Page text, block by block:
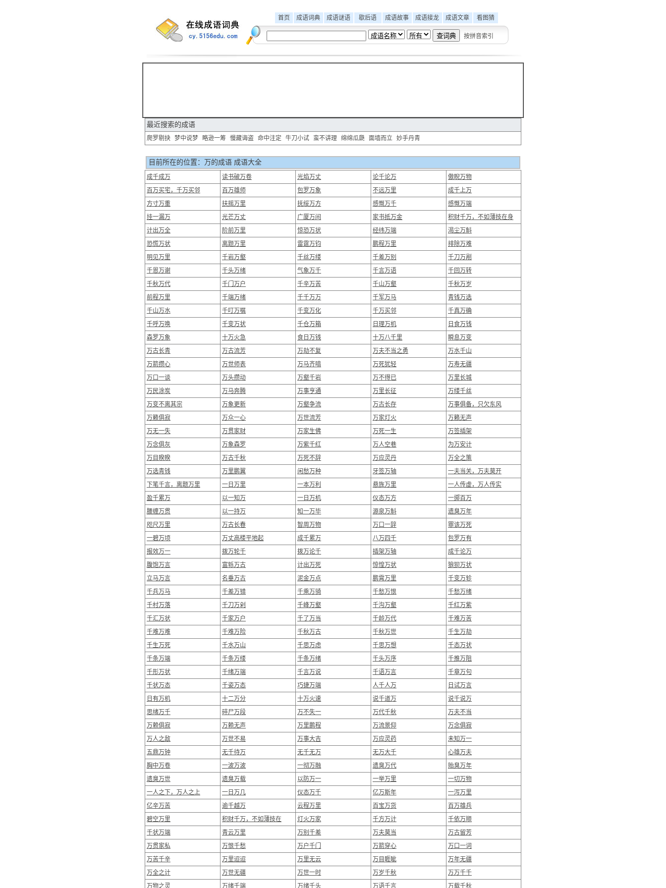
首页 成语词典 成语谜语 歇后语 成语故事 成语接龙 成语文章 看图猜
按拼音索引
最近搜索的成语
爬罗剔抉 梦中说梦 略逊一筹 慢藏诲盗 命中注定 牛刀小试 蛮不讲理 绵绵瓜瓞 面墙而立 妙手丹青
目前所在的位置：万的成语 成语大全
成千成万 读书破万卷 光焰万丈 论千论万
傲睨万物
百万买宅，千万买邻
百万雄师 包罗万象 不远万里
成千上万
方寸万重
扶摇万里 抚绥万方 感慨万千
感慨万端
挂一漏万
光芒万丈 广厦万间 家书抵万金
积财千万，不如薄技在身
计出万全
阶前万里 惊恐万状 经纬万端
渴尘万斛
恐慌万状
离题万里 雷霆万钧 鹏程万里
排除万难
明见万里
千岩万壑 千丝万缕 千差万别
千刀万剐
千恩万谢
千头万绪 气象万千 千言万语
千回万转
千秋万代
千门万户 千辛万苦 千山万壑
千秋万岁
前程万里
千端万绪 千千万万 千军万马
青钱万选
千山万水
千叮万嘱 千变万化 千万买邻
千真万确
千呼万唤
千变万状 千仓万箱 日理万机
日食万钱
森罗万象
十万火急 食日万钱 十万八千里
瞬息万变
万古长青
万古流芳 万劫不复 万夫不当之勇
万水千山
万箭攒心
万世师表 万马齐喑 万死犹轻
万寿无疆
万口一谈
万头攒动 万壑千岩 万不得已
万里长城
万民涂炭
万马奔腾 万事亨通 万里长征
万缕千丝
万变不离其宗
万象更新 万壑争流 万古长存
万事俱备，只欠东风
万籁俱寂
万众一心 万世流芳 万家灯火
万籁无声
万无一失
万贯家财 万家生佛 万死一生
万签插架
万念俱灰
万象森罗 万紫千红 万人空巷
为万安计
万目睽睽
万古千秋 万死不辞 万应灵丹
万全之策
万选青钱
万里鹏翼 闲愁万种 牙签万轴
一夫当关，万夫莫开
下笔千言，离题万里
一日万里 一本万利 悬旌万里
一人传虚，万人传实
盈千累万
以一知万 一日万机 仪态万方
一掷百万
腰缠万贯
以一持万 知一万毕 源泉万斛
遗臭万年
咫尺万里
万古长春 智周万物 万口一辞
罪该万死
一碧万顷
万丈高楼平地起 成千累万 八万四千
包罗万有
报效万一
拨万轮千 拨万论千 插架万轴
成千论万
腹饱万言
富轹万古 计出万死 惊惶万状
狼狈万状
立马万言
名垂万古 泥金万点 鹏霄万里
千变万轸
千兵万马
千差万错 千乘万骑 千愁万恨
千愁万绪
千村万落
千刀万剁 千峰万壑 千沟万壑
千红万紫
千汇万状
千家万户 千了万当 千龄万代
千难万苦
千难万难
千难万险 千秋万古 千秋万世
千生万劫
千生万死
千水万山 千思万虑 千思万想
千态万状
千条万端
千条万缕 千条万绪 千头万序
千推万阻
千形万状
千绪万端 千言万说 千语万言
千章万句
千状万态
千姿万态 巧捷万端 人千人万
日试万言
日有万机
十二万分 十万火速 说千道万
说千说万
思绪万千
碎尸万段 万不失一 万代千秋
万夫不当
万赖俱寂
万赖无声 万里鹏程 万流景仰
万念俱寂
万人之敌
万世不易 万事大吉 万应灵药
未知万一
五鼎万钟
无千待万 无千无万 无万大千
心雄万夫
胸中万卷
一波万波 一彻万融 遗臭万代
贻臭万年
遗臭万世
遗臭万载 以防万一 一举万里
一切万物
一人之下，万人之上
一日万几 仪态万千 亿万斯年
一泻万里
亿辛万苦
逾千越万 云程万里 百宝万货
百万雄兵
碧空万里
积财千万，不如薄技在 灯火万家 千方万计
千依万顺
千状万端
青云万里 万别千差 万夫莫当
万古留芳
万贯家私
万恨千愁 万户千门 万箭穿心
万口一词
万苦千辛
万里迢迢 万里无云 万目睚眦
万年无疆
万全之计
万世无疆 万世一时 万岁千秋
万万千千
万物之灵
万绪千端 万绪千头 万语千言 万载千秋